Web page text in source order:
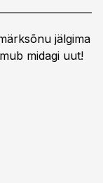
jälgima
midagi uut!